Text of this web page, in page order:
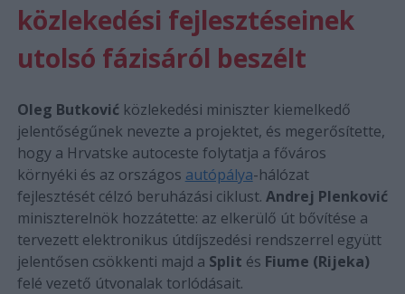
közlekedési fejlesztéseinek
utolsó fázisáról beszélt
Oleg Butković közlekedési miniszter kiemelkedő
jelentőségűnek nevezte a projektet, és megerősítette,
hogy a Hrvatske autoceste folytatja a főváros
környéki és az országos autópálya-hálózat
fejlesztését célzó beruházási ciklust. Andrej Plenković
miniszterelnök hozzátette: az elkerülő út bővítése a
tervezett elektronikus útdíjszedési rendszerrel együtt
jelentősen csökkenti majd a Split és Fiume (Rijeka)
felé vezető útvonalak torlódásait.